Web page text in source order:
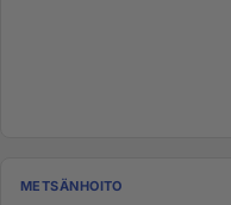
METSÄNHOITO